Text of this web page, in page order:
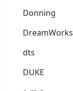
Donning
DreamWorks
dts
DUKE